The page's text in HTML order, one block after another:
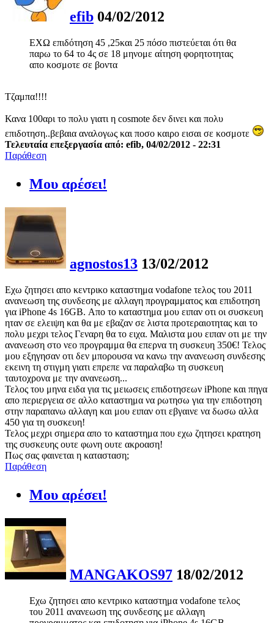
efib 04/02/2012
ΕΧΩ επιδότηση 45 ,25και 25 πόσο πιστεύεται ότι θα
παρω το 64 το 4ς σε 18 μηνομε αίτηση φορητοτητας
απο κοσμοτε σε βοντα
Τζαμπα!!!!
Κανα 100αρι το πολυ γιατι η cosmote δεν δινει και πολυ
επιδοτηση..βεβαια αναλογως και ποσο καιρο εισαι σε κοσμοτε
Τελευταία επεξεργασία από: efib, 04/02/2012 - 22:31
Παράθεση
Μου αρέσει!
agnostos13 13/02/2012
Εχω ζητησει απο κεντρικο καταστημα vodafone τελος του 2011
ανανεωση της συνδεσης με αλλαγη προγραμματος και επιδοτηση
για iPhone 4s 16GB. Απο το καταστημα μου ειπαν οτι οι συσκευη
ηταν σε ελειψη και θα με εβαζαν σε λιστα προτεραιοτητας και το
πολυ μεχρι τελος Γεναρη θα το ειχα. Μαλιστα μου ειπαν οτι με την
ανανεωση στο νεο προγραμμα θα επερνα τη συσκευη 350€! Τελος
μου εξηγησαν οτι δεν μπορουσα να κανω την ανανεωση συνδεσης
εκεινη τη στιγμη γιατι επρεπε να παραλαβω τη συσκευη
ταυτοχρονα με την ανανεωση...
Τελος του μηνα ειδα για τις μειωσεις επιδοτησεων iPhone και πηγα
απο περιεργεια σε αλλο καταστημα να ρωτησω για την επιδοτηση
στην παραπανω αλλαγη και μου ειπαν οτι εβγαινε να δωσω αλλα
450 για τη συσκευη!
Τελος μεχρι σημερα απο το καταστημα που εχω ζητησει κρατηση
της συσκευης ουτε φωνη ουτε ακροαση!
Πως σας φαινεται η κατασταση;
Παράθεση
Μου αρέσει!
MANGAKOS97 18/02/2012
Εχω ζητησει απο κεντρικο καταστημα vodafone τελος
του 2011 ανανεωση της συνδεσης με αλλαγη